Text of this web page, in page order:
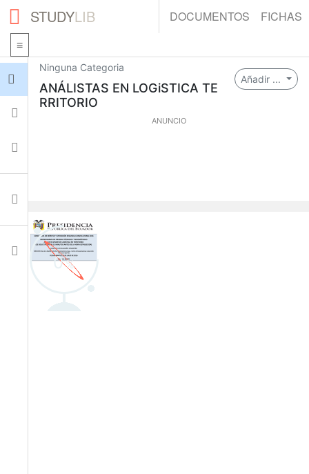
STUDYLIB DOCUMENTOS FICHAS
Iniciar sesión
Ajustes
Añadir ...
Ninguna Categoria
ANÁLISTAS EN LOGiSTICA TE
RRITORIO
ANUNCIO
0